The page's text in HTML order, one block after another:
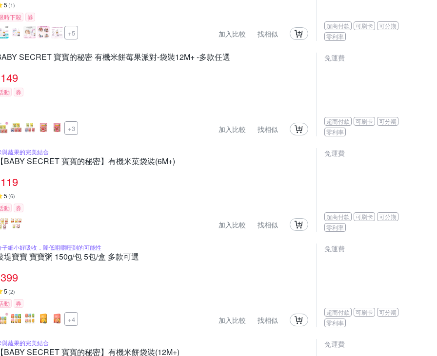
5 (1)
時下殺 券
+5 加入比較 找相似
超商付款 可刷卡
可分期
零利率
SECRET 寶寶的秘密 有機米餅莓果派對-袋裝12M+ -多款任選
149
動 券
+3 加入比較 找相似
免運費
超商付款 可刷卡
可分期
零利率
與蔬果的完美結合
BABY SECRET 寶寶的秘密】有機米菓袋裝(6M+)
119
5 (6)
動 券
加入比較 找相似
免運費
超商付款 可刷卡
可分期
零利率
子細小好吸收，降低咀嚼噎到的可能性
堤寶寶 寶寶粥 150g/包 5包/盒 多款可選
399
5 (2)
動 券
+4 加入比較 找相似
免運費
超商付款 可刷卡
可分期
零利率
與蔬果的完美結合
BABY SECRET 寶寶的秘密】有機米餅袋裝(12M+)
免運費